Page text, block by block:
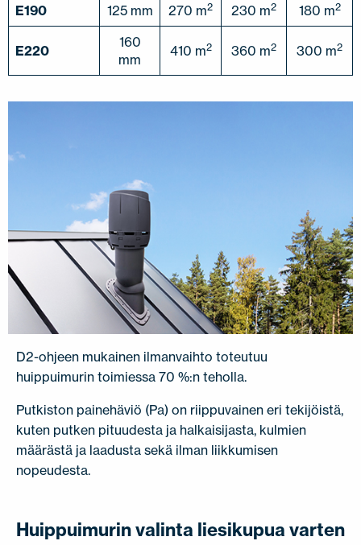
E190 125 mm 270 m2 230 m2 180 m2
E220
160
mm
410 m2 360 m2 300 m2
D2-ohjeen mukainen ilmanvaihto toteutuu
huippuimurin toimiessa 70 %:n teholla.
Putkiston painehäviö (Pa) on riippuvainen eri tekijöistä,
kuten putken pituudesta ja halkaisijasta, kulmien
määrästä ja laadusta sekä ilman liikkumisen
nopeudesta.
Huippuimurin valinta liesikupua varten